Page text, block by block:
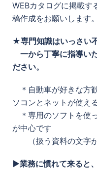
WEBカタログに掲載す
稿作成をお願いします。
★専門知識はいっさい
一から丁寧に指導い
ださい。
＊自動車が好きな方
ソコンとネットが使え
＊専用のソフトを使
が中心です
（扱う資料の文字が
▶業務に慣れて来ると